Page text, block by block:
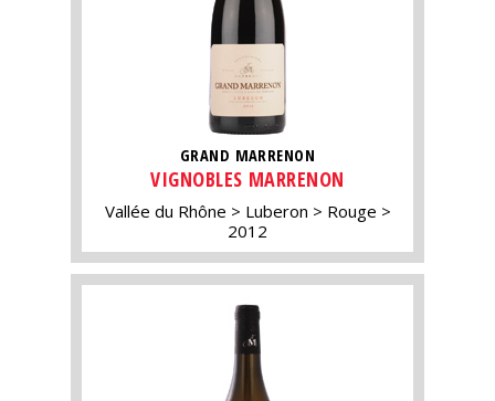
GRAND MARRENON
VIGNOBLES MARRENON
Vallée du Rhône Luberon
Rouge
2012